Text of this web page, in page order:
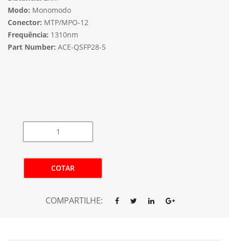
Modo: Monomodo
Conector: MTP/MPO-12
Frequência: 1310nm
Part Number: ACE-QSFP28-5
COTAR
COMPARTILHE: